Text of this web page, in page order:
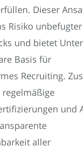
Dieser
Risiko
und bietet
Basis für
Recruiting.
und
aller